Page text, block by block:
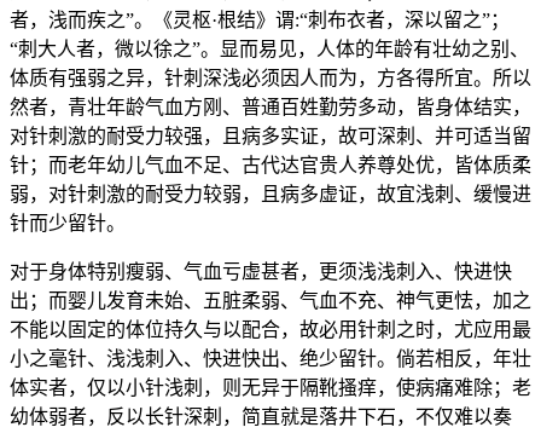
者，浅而疾之”。《灵枢·根结》谓:“刺布衣者，深以留之”；
“刺大人者，微以徐之”。显而易见，人体的年龄有壮幼之别、
体质有强弱之异，针刺深浅必须因人而为，方各得所宜。所以
然者，青壮年龄气血方刚、普通百姓勤劳多动，皆身体结实，
对针刺激的耐受力较强，且病多实证，故可深刺、并可适当留
针；而老年幼儿气血不足、古代达官贵人养尊处优，皆体质柔
弱，对针刺激的耐受力较弱，且病多虚证，故宜浅刺、缓慢进
针而少留针。
对于身体特别瘦弱、气血亏虚甚者，更须浅浅刺入、快进快
出；而婴儿发育未始、五脏柔弱、气血不充、神气更怯，加之
不能以固定的体位持久与以配合，故必用针刺之时，尤应用最
小之毫针、浅浅刺入、快进快出、绝少留针。倘若相反，年壮
体实者，仅以小针浅刺，则无异于隔靴搔痒，使病痛难除；老
幼体弱者，反以长针深刺，简直就是落井下石，不仅难以奏